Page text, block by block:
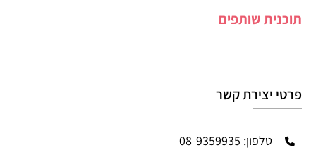
תוכנית שותפים
פרטי יצירת קשר
טלפון: 08-9359935